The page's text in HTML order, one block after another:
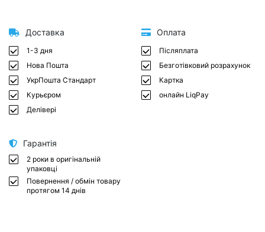
Доставка
1-3 дня
Нова Пошта
УкрПошта Стандарт
Курьєром
Делівері
Оплата
Післяплата
Безготівковий розрахунок
Картка
онлайн LiqPay
Гарантія
2 роки в оригінальній
упаковці
Повернення / обмін товару
протягом 14 днів